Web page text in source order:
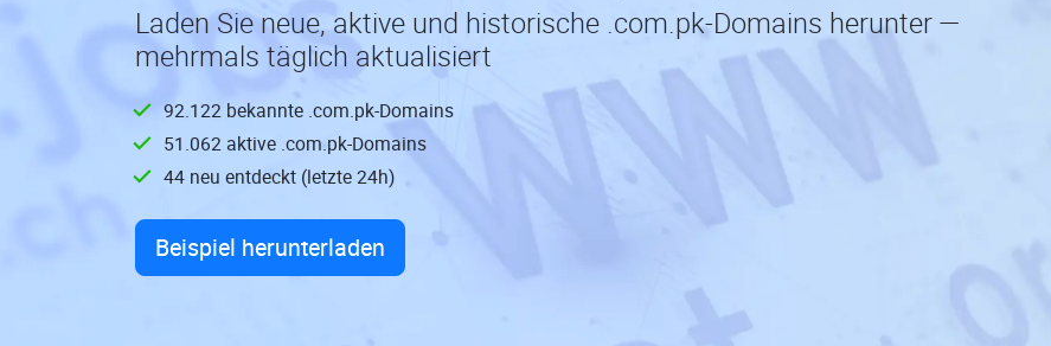
Laden Sie neue, aktive und historische .com.pk-Domains herunter —
mehrmals täglich aktualisiert
92.122 bekannte .com.pk-Domains
51.062 aktive .com.pk-Domains
44 neu entdeckt (letzte 24h)
Beispiel herunterladen